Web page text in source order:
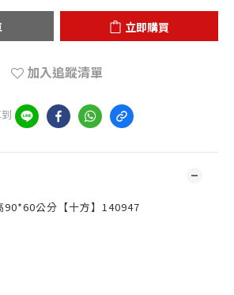
立即購買
加入追蹤清單
公分【十方】140947